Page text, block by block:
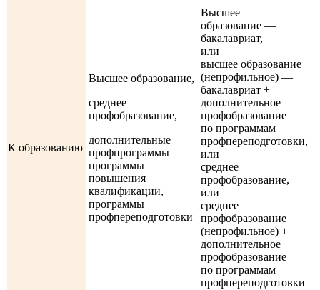
К образованию
Высшее образование,
среднее
профобразование,
дополнительные
профпрограммы —
программы
повышения
квалификации,
программы
профпереподготовки
Высшее
образование —
бакалавриат,
или
высшее образование
(непрофильное) —
бакалавриат +
дополнительное
профобразование
по программам
профпереподготовки,
или
среднее
профобразование,
или
среднее
профобразование
(непрофильное) +
дополнительное
профобразование
по программам
профпереподготовки